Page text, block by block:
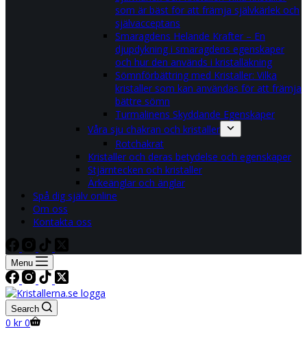
som är bäst för att främja självkärlek och
självacceptans
Smaragdens Helande Krafter – En
djupdykning i smaragdens egenskaper
och hur den används i kristalläkning
Sömnförbättring med Kristaller: Vilka
kristaller som kan användas för att främja
bättre sömn
Turmalinens Skyddande Egenskaper
Våra sju chakran och kristaller
Rotchakrat
Kristaller och deras betydelse och egenskaper
Stjärntecken och kristaller
Ärkeänglar och änglar
Spå dig själv online
Om oss
Kontakta oss
Menu
Search
Shopping
0 kr 0